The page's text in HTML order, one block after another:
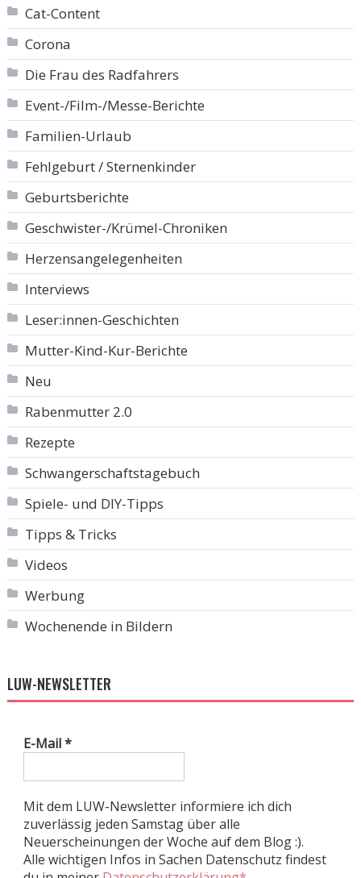
Cat-Content
Corona
Die Frau des Radfahrers
Event-/Film-/Messe-Berichte
Familien-Urlaub
Fehlgeburt / Sternenkinder
Geburtsberichte
Geschwister-/Krümel-Chroniken
Herzensangelegenheiten
Interviews
Leser:innen-Geschichten
Mutter-Kind-Kur-Berichte
Neu
Rabenmutter 2.0
Rezepte
Schwangerschaftstagebuch
Spiele- und DIY-Tipps
Tipps & Tricks
Videos
Werbung
Wochenende in Bildern
LUW-NEWSLETTER
E-Mail*
Mit dem LUW-Newsletter informiere ich dich
zuverlässig jeden Samstag über alle
Neuerscheinungen der Woche auf dem Blog :).
Alle wichtigen Infos in Sachen Datenschutz findest